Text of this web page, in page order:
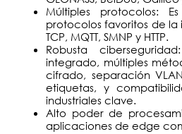
Múltiples protocolos:
protocolos favoritos de
TCP, MQTT, SMNP y HTTP.
Robusta
integrado, múltiples
cifrado, separación
etiquetas, y
industriales clave.
Alto poder de
aplicaciones de edge